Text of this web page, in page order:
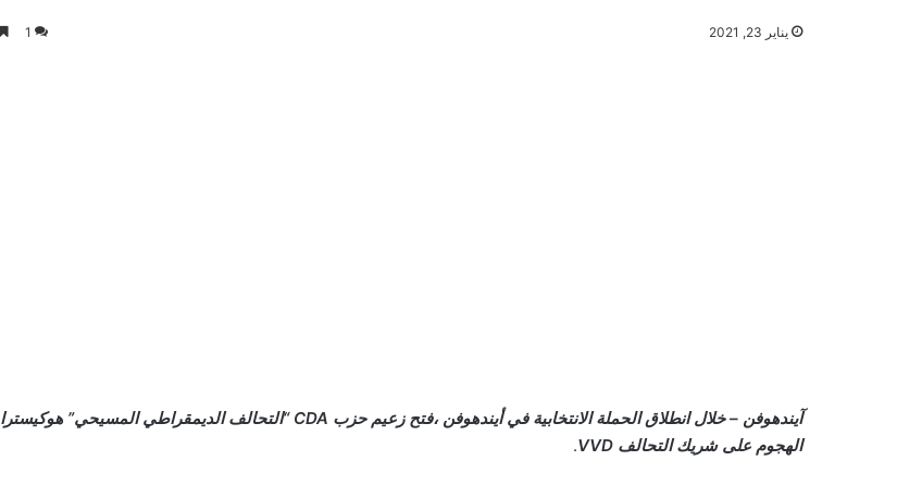
يناير 23, 2021 1
آيندهوفن – خلال انطلاق الحملة الانتخابية في أيندهوفن ،فتح زعيم حزب CDA “التحالف الديمقراطي المسيحي” هوكيسترا
الهجوم على شريك التحالف VVD
.